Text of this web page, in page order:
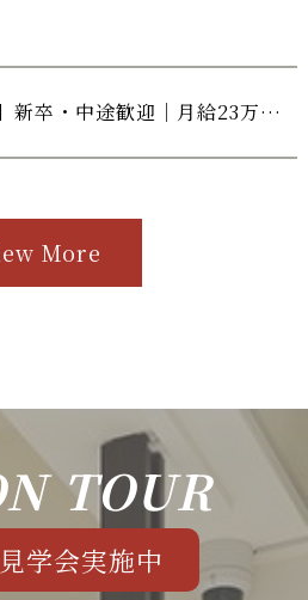
【求人】新卒・中途歓迎｜月給23万円＋週休2日
More
TOUR
学会実施中